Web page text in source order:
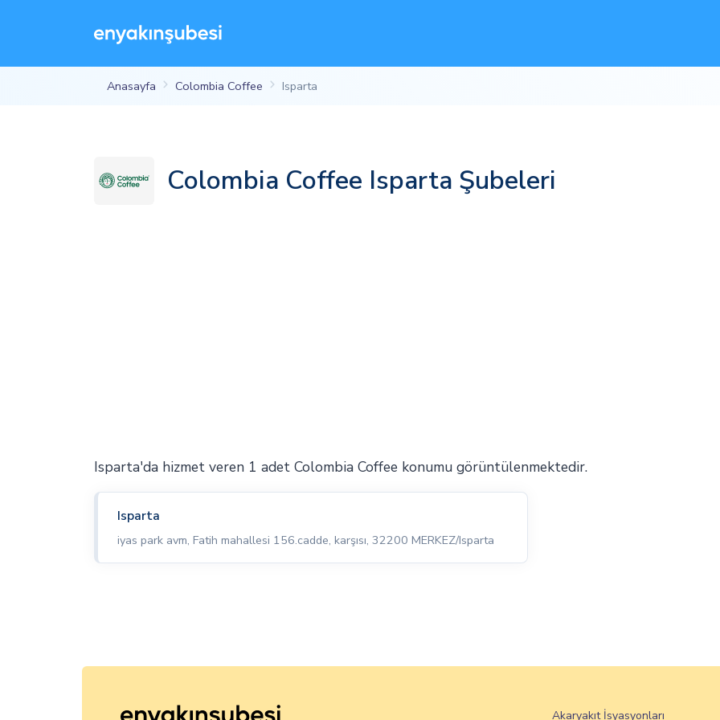
Anasayfa Colombia Coffee Isparta
Colombia Coffee Isparta Şubeleri
Isparta'da hizmet veren 1 adet Colombia Coffee konumu görüntülenmektedir.
Isparta
iyas park avm, Fatih mahallesi 156.cadde, karşısı, 32200 MERKEZ/Isparta
Akaryakıt İsyasyonları